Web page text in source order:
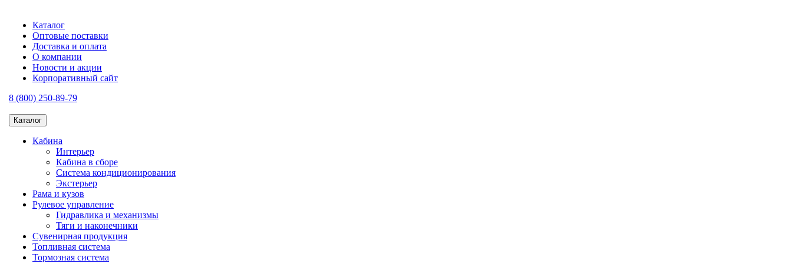
Каталог
Оптовые поставки
Доставка и оплата
О компании
Новости и акции
Корпоративный сайт
8 (800) 250-89-79
Каталог
Кабина
Интерьер
Кабина в сборе
Система кондиционирования
Экстерьер
Рама и кузов
Рулевое управление
Гидравлика и механизмы
Тяги и наконечники
Сувенирная продукция
Топливная система
Тормозная система